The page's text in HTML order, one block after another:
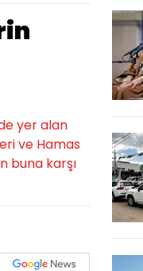
yer alan
ve Hamas
buna karşı